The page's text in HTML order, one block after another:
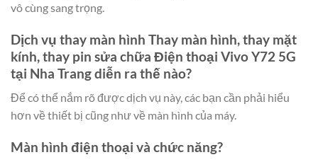
vô cùng sang trọng.
Dịch vụ thay màn hình Thay màn hình, thay mặt
kính, thay pin sửa chữa Điện thoại Vivo Y72 5G
tại Nha Trang diễn ra thế nào?
Để có thể nắm rõ được dịch vụ này, các bạn cần phải hiểu
hơn về thiết bị cũng như về màn hình của máy.
Màn hình điện thoại và chức năng?